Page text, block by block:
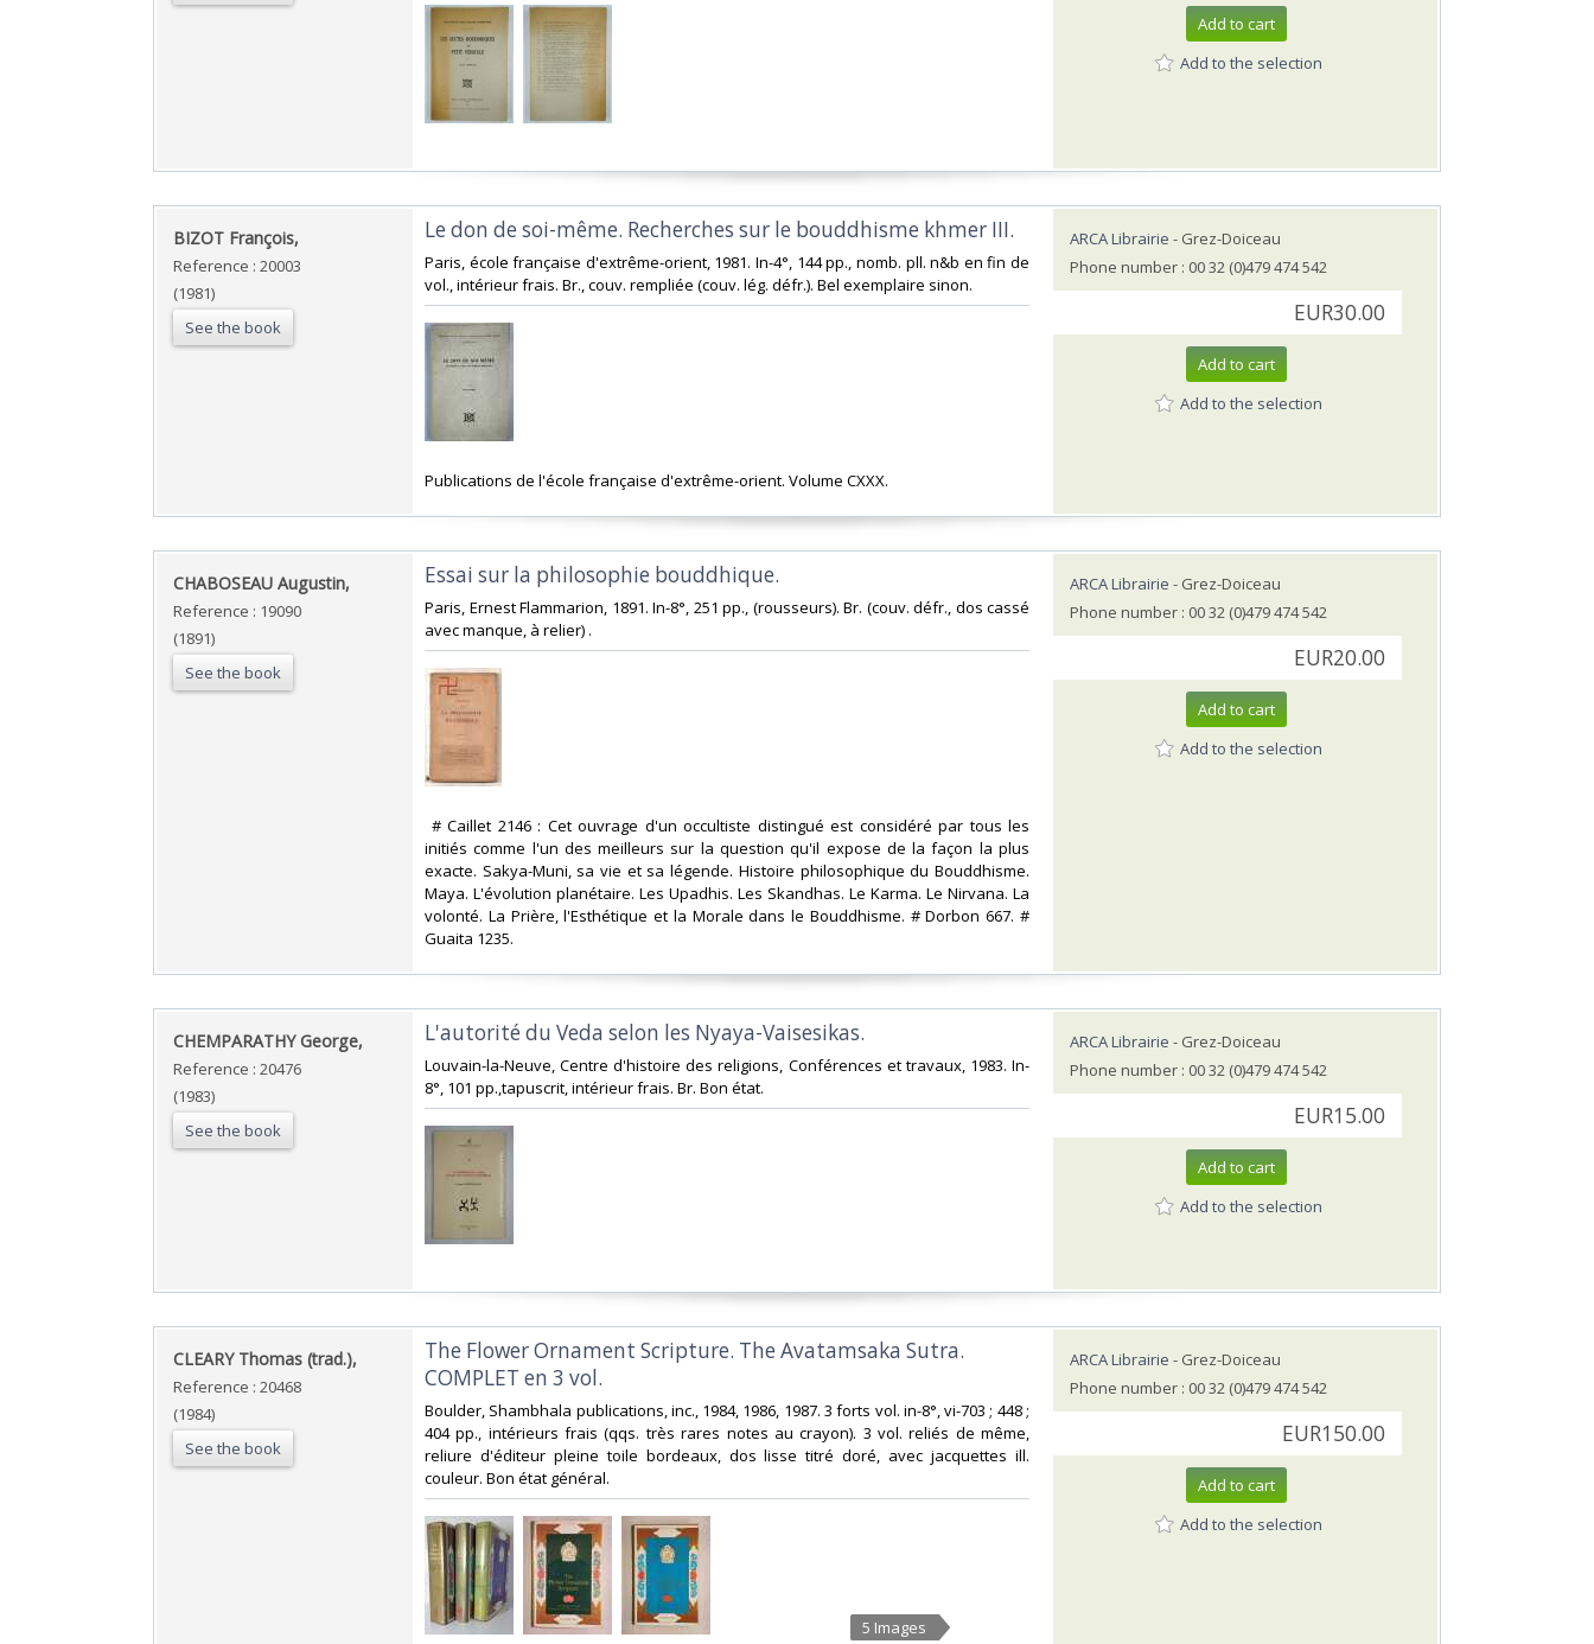
Add to cart
Add to the selection
‎BIZOT François,‎
Reference : 20003
(1981)
See the book
‎Le don de soi-même. Recherches sur le bouddhisme khmer III.‎
‎Paris, école française d'extrême-orient, 1981. In-4°, 144 pp., nomb. pll. n&b en fin de
vol., intérieur frais. Br., couv. rempliée (couv. lég. défr.). Bel exemplaire sinon.‎
‎Publications de l'école française d'extrême-orient. Volume CXXX. ‎
ARCA Librairie - Grez-Doiceau
Phone number : 00 32 (0)479 474 542
EUR30.00
Add to cart
Add to the selection
‎CHABOSEAU Augustin,‎
Reference : 19090
(1891)
See the book
‎Essai sur la philosophie bouddhique.‎
‎Paris, Ernest Flammarion, 1891. In-8°, 251 pp., (rousseurs). Br. (couv. défr., dos cassé
avec manque, à relier) .‎
‎ # Caillet 2146 : Cet ouvrage d'un occultiste distingué est considéré par tous les
initiés comme l'un des meilleurs sur la question qu'il expose de la façon la plus
exacte. Sakya-Muni, sa vie et sa légende. Histoire philosophique du Bouddhisme.
Maya. L'évolution planétaire. Les Upadhis. Les Skandhas. Le Karma. Le Nirvana. La
volonté. La Prière, l'Esthétique et la Morale dans le Bouddhisme. # Dorbon 667. #
Guaita 1235.‎
ARCA Librairie - Grez-Doiceau
Phone number : 00 32 (0)479 474 542
EUR20.00
Add to cart
Add to the selection
‎CHEMPARATHY George,‎
Reference : 20476
(1983)
See the book
‎L'autorité du Veda selon les Nyaya-Vaisesikas.‎
‎Louvain-la-Neuve, Centre d'histoire des religions, Conférences et travaux, 1983. In-
8°, 101 pp.,tapuscrit, intérieur frais. Br. Bon état.‎
ARCA Librairie - Grez-Doiceau
Phone number : 00 32 (0)479 474 542
EUR15.00
Add to cart
Add to the selection
‎CLEARY Thomas (trad.),‎
Reference : 20468
(1984)
See the book
‎The Flower Ornament Scripture. The Avatamsaka Sutra.
COMPLET en 3 vol.‎
‎Boulder, Shambhala publications, inc., 1984, 1986, 1987. 3 forts vol. in-8°, vi-703 ; 448 ;
404 pp., intérieurs frais (qqs. très rares notes au crayon). 3 vol. reliés de même,
reliure d'éditeur pleine toile bordeaux, dos lisse titré doré, avec jacquettes ill.
couleur. Bon état général.‎
5 Images
ARCA Librairie - Grez-Doiceau
Phone number : 00 32 (0)479 474 542
EUR150.00
Add to cart
Add to the selection